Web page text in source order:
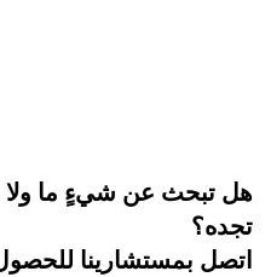
عن شيءٍ ما ولا
للحصول